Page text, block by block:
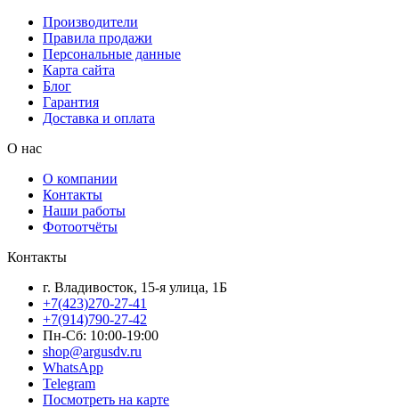
Производители
Правила продажи
Персональные данные
Карта сайта
Блог
Гарантия
Доставка и оплата
О нас
О компании
Контакты
Наши работы
Фотоотчёты
Контакты
г. Владивосток, 15-я улица, 1Б
+7(423)270-27-41
+7(914)790-27-42
Пн-Сб: 10:00-19:00
shop@argusdv.ru
WhatsApp
Telegram
Посмотреть на карте